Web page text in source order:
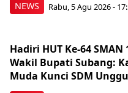
NEWS Rabu, 5 Agu 2026 -
Hadiri HUT Ke-64 SMAN
Wakil Bupati Subang:
Muda Kunci SDM